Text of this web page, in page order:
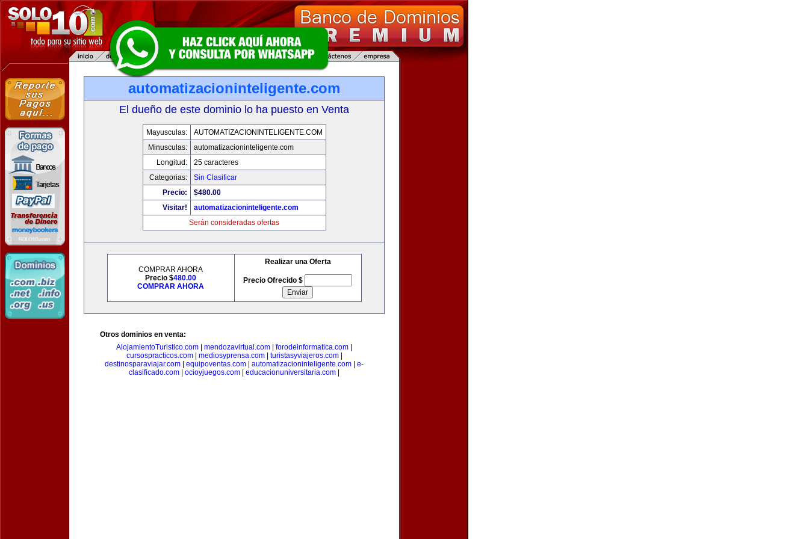
automatizacioninteligente.com
El dueño de este dominio lo ha puesto en Venta
Mayusculas:
AUTOMATIZACIONINTELIGENTE.COM
Minusculas:
automatizacioninteligente.com
Longitud:
25 caracteres
Categorias:
Sin Clasificar
Precio:
$480.00
Visitar!
automatizacioninteligente.com
Serán consideradas ofertas
COMPRAR AHORA
Precio $480.00
COMPRAR AHORA
Realizar una Oferta
Precio Ofrecido $
Otros dominios en venta:
AlojamientoTuristico.com
mendozavirtual.com forodeinformatica.com
cursospracticos.com| mediosyprensa.com| turistasyviajeros.com|
destinosparaviajar.com
equipoventas.com automatizacioninteligente.com
e-
clasificado.com
ocioyjuegos.com educacionuniversitaria.com